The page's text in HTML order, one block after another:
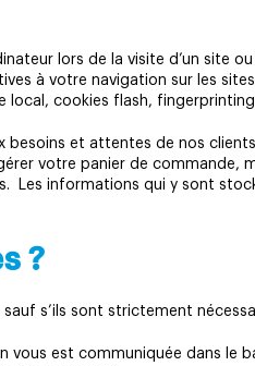
lors de la visite d’un site
à votre navigation sur les
local, cookies flash,
et attentes de nos
votre panier de commande,
Les informations qui y sont
?
s’ils sont strictement
est communiquée dans le